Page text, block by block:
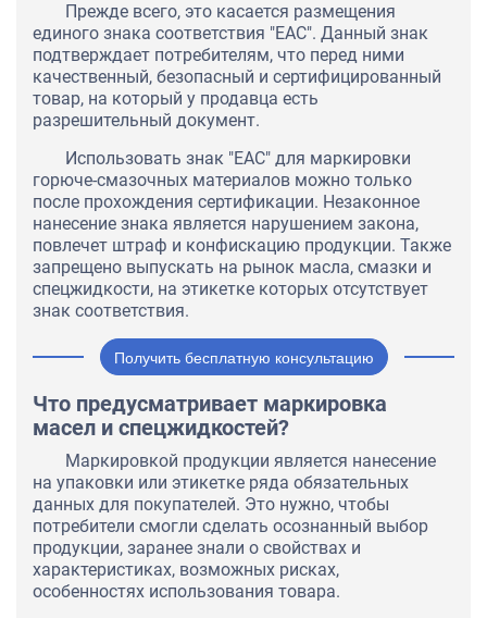
Прежде всего, это касается размещения
единого знака соответствия "ЕАС". Данный знак
подтверждает потребителям, что перед ними
качественный, безопасный и сертифицированный
товар, на который у продавца есть
разрешительный документ.
Использовать знак "ЕАС" для маркировки
горюче-смазочных материалов можно только
после прохождения сертификации. Незаконное
нанесение знака является нарушением закона,
повлечет штраф и конфискацию продукции. Также
запрещено выпускать на рынок масла, смазки и
спецжидкости, на этикетке которых отсутствует
знак соответствия.
Получить бесплатную консультацию
Что предусматривает маркировка
масел и спецжидкостей?
Маркировкой продукции является нанесение
на упаковки или этикетке ряда обязательных
данных для покупателей. Это нужно, чтобы
потребители смогли сделать осознанный выбор
продукции, заранее знали о свойствах и
характеристиках, возможных рисках,
особенностях использования товара.